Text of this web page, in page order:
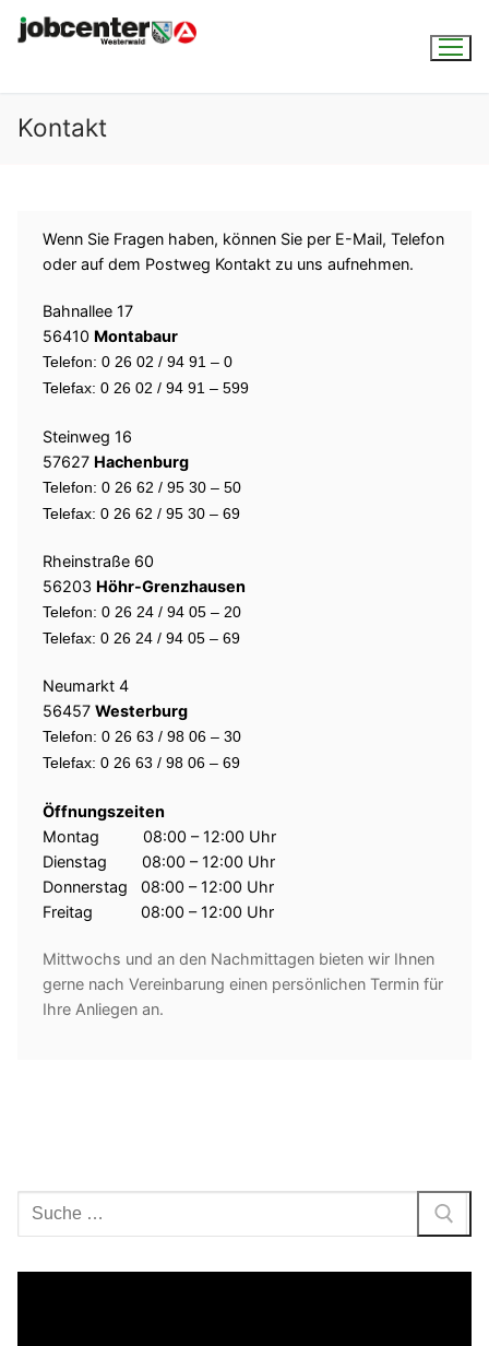
Kontakt
Wenn Sie Fragen haben, können Sie per E-Mail, Telefon
oder auf dem Postweg Kontakt zu uns aufnehmen.
Bahnallee 17
56410 Montabaur
Telefon: 0 26 02 / 94 91 – 0
Telefax: 0 26 02 / 94 91 – 599
Steinweg 16
57627 Hachenburg
Telefon: 0 26 62 / 95 30 – 50
Telefax: 0 26 62 / 95 30 – 69
Rheinstraße 60
56203 Höhr-Grenzhausen
Telefon: 0 26 24 / 94 05 – 20
Telefax: 0 26 24 / 94 05 – 69
Neumarkt 4
56457Westerburg
Telefon: 0 26 63 / 98 06 – 30
Telefax: 0 26 63 / 98 06 – 69
Öffnungszeiten
Montag 08:00 – 12:00 Uhr
Dienstag 08:00 – 12:00 Uhr
Donnerstag 08:00 – 12:00 Uhr
Freitag 08:00 – 12:00 Uhr
Mittwochs und an den Nachmittagen bieten wir Ihnen
gerne nach Vereinbarung einen persönlichen Termin für
Ihre Anliegen an.